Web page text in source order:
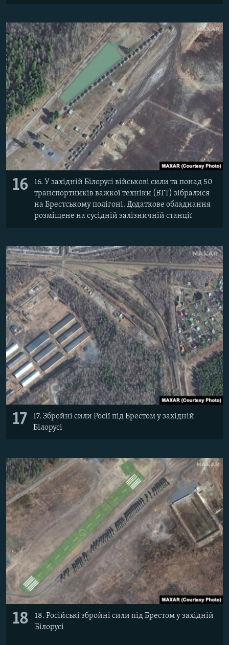
16
16. У західній Білорусі військові сили та понад 50
транспортників важкої техніки (ВТТ) зібралися
на Брестському полігоні. Додаткове обладнання
розміщене на сусідній залізничній станції
17
17. Збройні сили Росії під Брестом у західній
Білорусі
18
18. Російські збройні сили під Брестом у західній
Білорусі